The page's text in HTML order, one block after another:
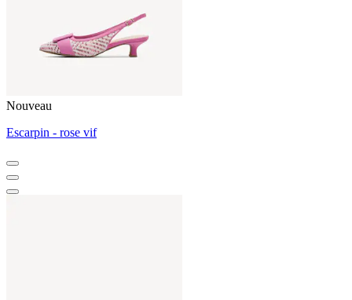
Nouveau
Escarpin - rose vif